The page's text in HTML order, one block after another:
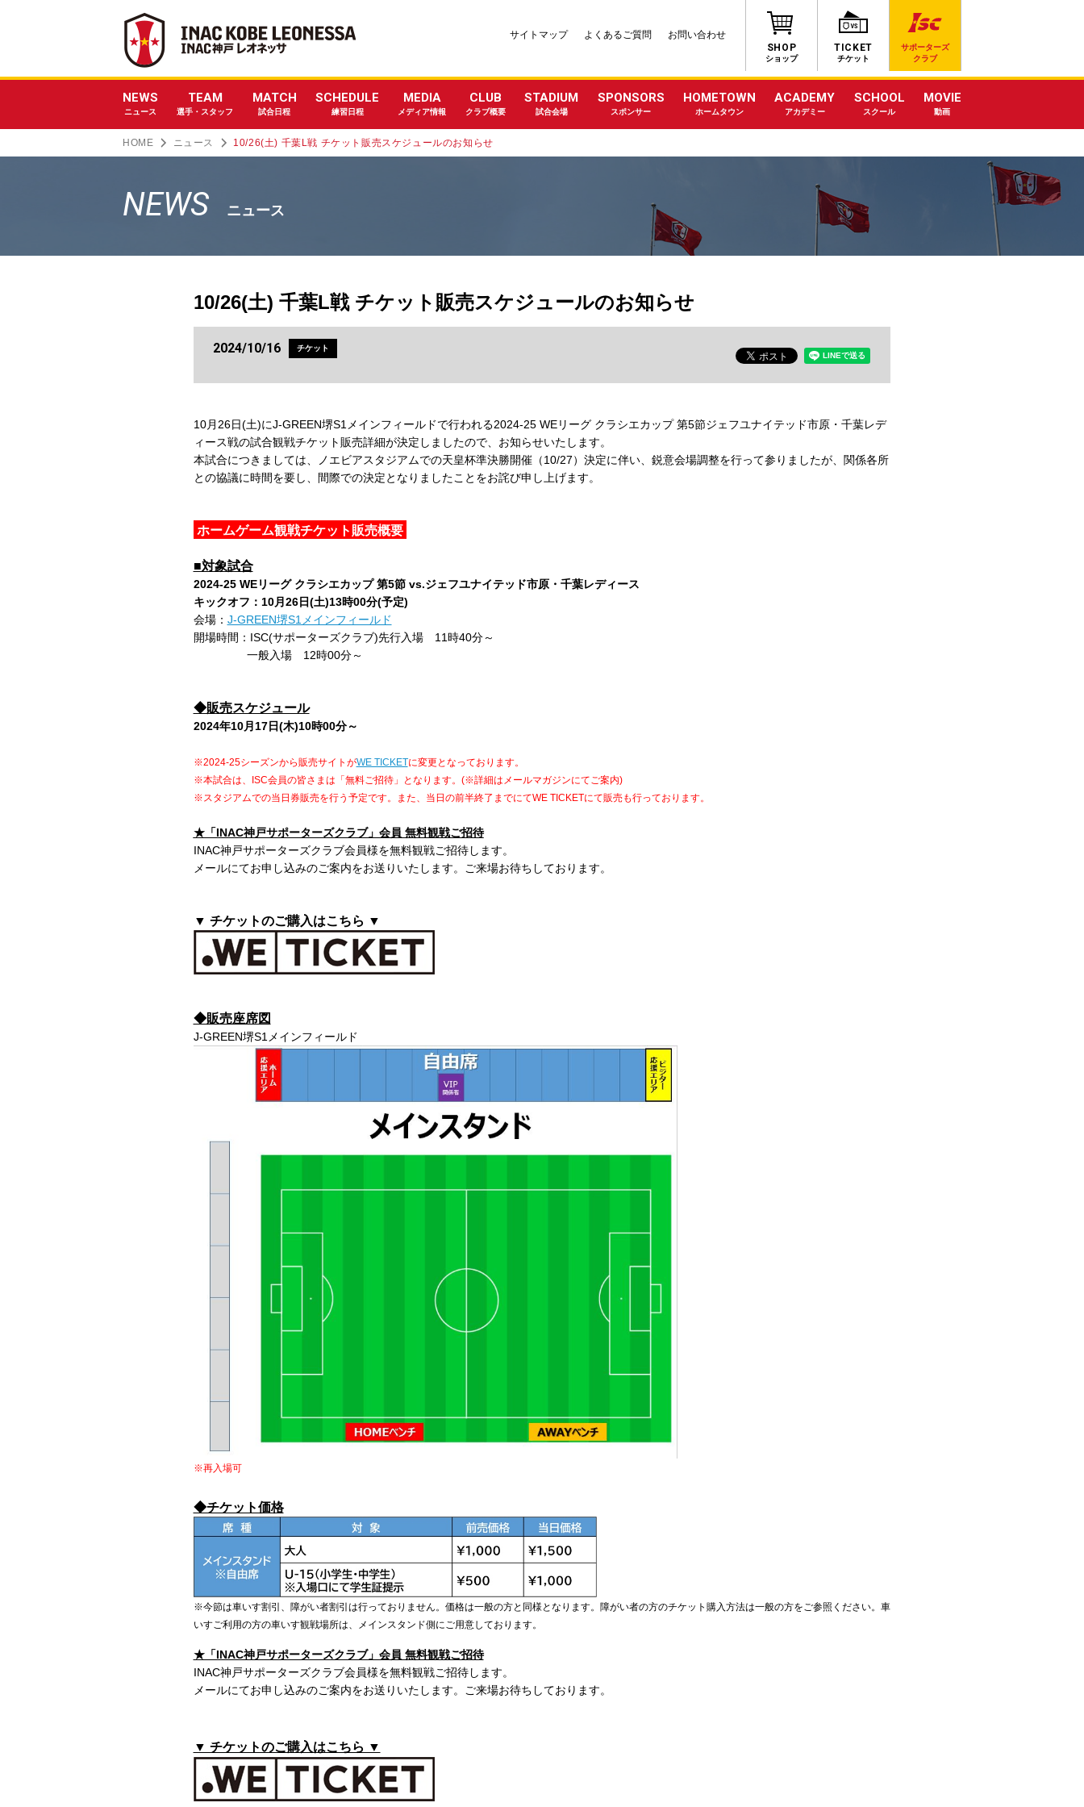
NEWS
ニュース
TEAM
選手・スタッフ
MATCH
試合日程
SCHEDULE
練習日程
MEDIA
メディア情報
CLUB
クラブ概要
STADIUM
試合会場
SPONSORS
スポンサー
HOMETOWN
ホームタウン
ACADEMY
アカデミー
SCHOOL
スクール
MOVIE
動画
SHOP
ショップ
TICKET
チケット
サポーターズ
クラブ
サイトマップ よくあるご質問 お問い合わせ
HOME ニュース 10/26(土) 千葉L戦 チケット販売スケジュールのお知らせ
NEWS ニュース
10/26(土) 千葉L戦 チケット販売スケジュールのお知らせ
2024/10/16 チケット
10月26日(土)にJ-GREEN堺S1メインフィールドで行われる2024-25 WEリーグ クラシエカップ 第5節ジェフユナイテッド市原・千葉レデ
ィース戦の試合観戦チケット販売詳細が決定しましたので、お知らせいたします。
本試合につきましては、ノエビアスタジアムでの天皇杯準決勝開催（10/27）決定に伴い、鋭意会場調整を行って参りましたが、関係各所
との協議に時間を要し、間際での決定となりましたことをお詫び申し上げます。
ホームゲーム観戦チケット販売概要
■対象試合
2024-25 WEリーグ クラシエカップ 第5節 vs.ジェフユナイテッド市原・千葉レディース
キックオフ：10月26日(土)13時00分(予定)
会場： J-GREEN堺S1メインフィールド
開場時間：ISC(サポーターズクラブ)先行入場 11時40分～
一般入場 12時00分～
◆販売スケジュール
2024年10月17日(木)10時00分～
※2024-25シーズンから販売サイトがWE TICKETに変更となっております。
※本試合は、ISC会員の皆さまは「無料ご招待」となります。(※詳細はメールマガジンにてご案内)
※スタジアムでの当日券販売を行う予定です。また、
当日の前半終了までにてWE TICKETにて販売も行っております。
★「INAC神戸サポーターズクラブ」会員 無料観戦ご招待
INAC神戸サポーターズクラブ会員様を無料観戦ご招待します。
メールにてお申し込みのご案内をお送りいたします。ご来場お待ちしております。
▼ チケットのご購入はこちら ▼
◆販売座席図
J-GREEN堺S1メインフィールド
※再入場可
◆チケット価格
※今節は車いす割引、障がい者割引は行っておりません。価格は一般の方と同様となります。障がい者の方のチケット購入方法は一般の方をご参照ください。車
いすご利用の方の車いす観戦場所は、メインスタンド側にご用意しております。
★「INAC神戸サポーターズクラブ」会員 無料観戦ご招待
INAC神戸サポーターズクラブ会員様を無料観戦ご招待します。
メールにてお申し込みのご案内をお送りいたします。ご来場お待ちしております。
▼ チケットのご購入はこちら ▼